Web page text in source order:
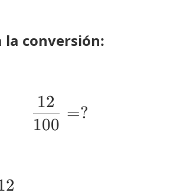
la conversión:
100
12
=?